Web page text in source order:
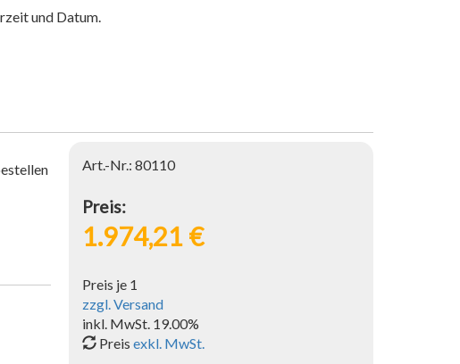
und Datum.
Art.-Nr.: 80110
Preis:
1.974,21 €
Preis je 1
zzgl. Versand
inkl. MwSt. 19.00%
Preisexkl. MwSt.